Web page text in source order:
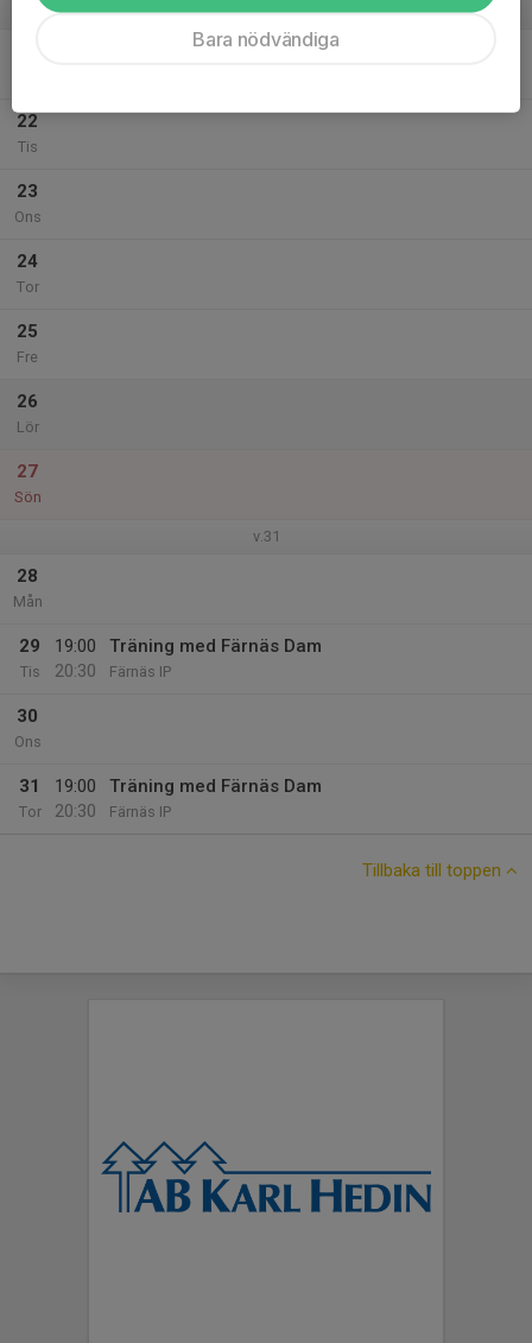
v.30
22
Tis
23
Ons
24
Tor
25
Fre
26
Lör
27
Sön
v.31
28
Mån
29
Tis
19:00
20:30
Träning med Färnäs Dam
Färnäs IP
30
Ons
31
Tor
19:00
20:30
Träning med Färnäs Dam
Färnäs IP
Tillbaka till toppen
Bara nödvändiga